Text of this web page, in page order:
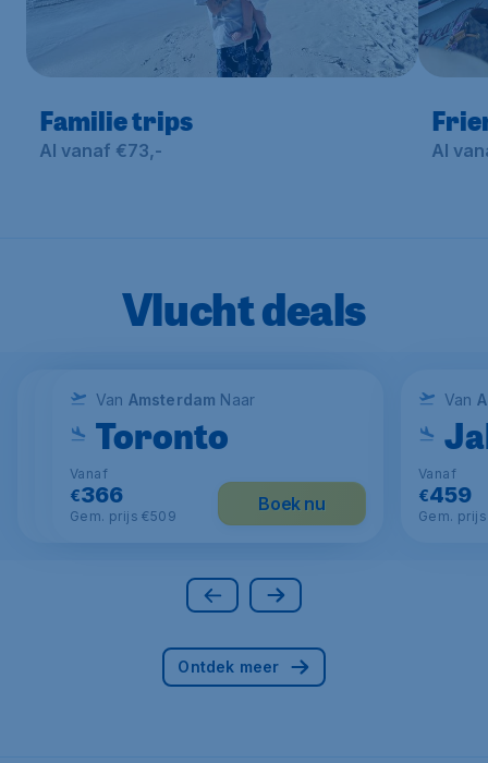
Familie trips
Al vanaf €73,- Al
Vlucht deals
Van Eindhoven Naar
Milan
Vanaf
47
Gem. prijs €109
Boek nu
Van Eindhoven Naar
Tirana
Vanaf
42
Gem. prijs €123
Boek nu
Van Amsterdam Naar
Toronto
Vanaf
€386
Gem. prijs €509
Boek nu
Van
Vanaf
€540
Gem.
Ontdek meer